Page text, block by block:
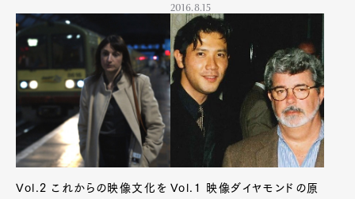
2016.8.15
Vol.2 これからの映像文化を Vol.1 映像ダイヤモンドの原